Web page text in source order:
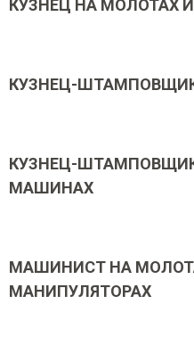
КУЗНЕЦ НА МОЛОТАХ
КУЗНЕЦ-
КУЗНЕЦ-
МАШИНАХ
МАШИНИСТ НА
МАНИПУЛЯТОРАХ